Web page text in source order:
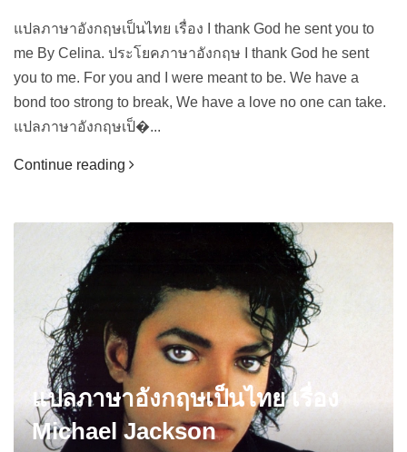
แปลภาษาอังกฤษเป็นไทย เรื่อง I thank God he sent you to
me By Celina. ประโยคภาษาอังกฤษ I thank God he sent
you to me. For you and I were meant to be. We have a
bond too strong to break, We have a love no one can take.
แปลภาษาอังกฤษเป็�...
Continue reading
แปลภาษาอังกฤษเป็นไทย เรื่อง
Michael Jackson